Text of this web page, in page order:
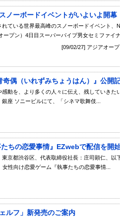
スノーボードイベントがいよいよ開
ている世界最高峰のスノーボードイベント、
ープン）4日目スーパーパイプ男女セミファイ
[09/02/27] アジアオー
奇偶（いれずみちょうはん）』公
動を、より多くの人々に伝え、残していきた
座 ソニービルにて、「シネマ歌舞伎...
ちの恋愛事情』EZwebで配信を
京都渋谷区、代表取締役社長：庄司顕仁、
性向け恋愛ゲーム『執事たちの恋愛事情...
ルフ」新発売のご案内